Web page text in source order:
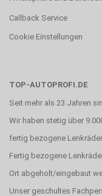
Callback Service
Cookie Einstellungen
TOP-AUTOPROFI.DE
Seit mehr als 23 Jahren
Wir haben stetig über
fertig bezogene
Fertig bezogene
Ort abgeholt/eingebaut
Unser geschultes